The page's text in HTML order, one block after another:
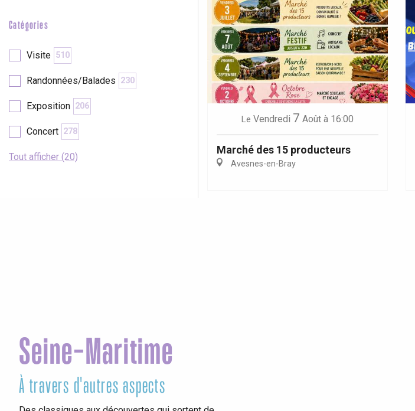
Catégories
Visite 510
Randonnées/Balades 230
Exposition 206
Concert 278
Tout afficher (20)
Le Vendredi 7 Août à 16:00
Marché des 15 producteurs
Avesnes-en-Bray
Seine-Maritime
À travers d'autres aspects